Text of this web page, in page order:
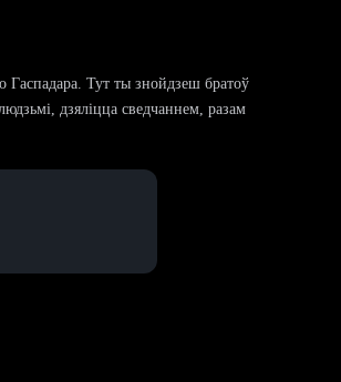
Гаспадара. Тут ты знойдзеш братоў
дзяліцца сведчаннем, разам